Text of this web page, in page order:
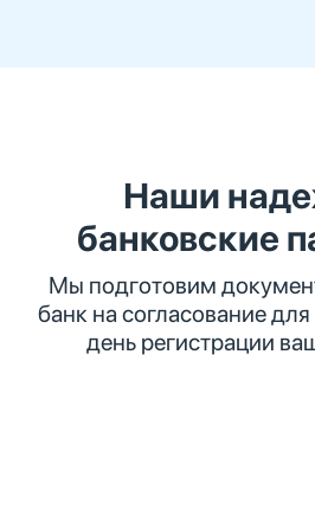
Наши
банковские
Мы подготовим
банк на согласование
день регистрации